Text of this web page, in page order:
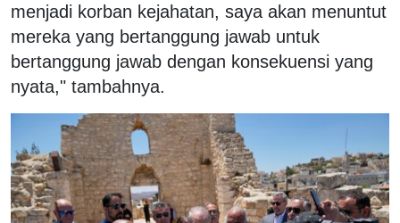
menjadi korban kejahatan, saya akan menuntut
mereka yang bertanggung jawab untuk
bertanggung jawab dengan konsekuensi yang
nyata," tambahnya.